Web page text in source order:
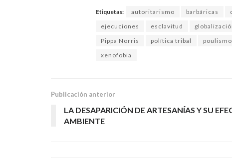
Etiquetas: autoritarismo barbáricas
ejecuciones
esclavitud
Pippa Norris
política tribal poulismo
xenofobia
Publicación anterior
LA DESAPARICIÓN DE ARTESANÍAS Y SU
AMBIENTE